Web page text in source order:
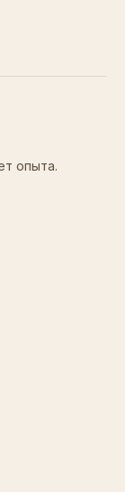
опыта.